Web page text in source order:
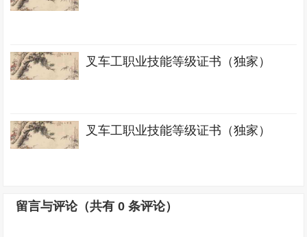
叉车工职业技能等级证书（独家）
叉车工职业技能等级证书（独家）
留言与评论（共有0 条评论）